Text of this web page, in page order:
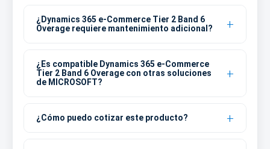
¿Dynamics 365 e-Commerce Tier 2 Band 6
Overage requiere mantenimiento adicional?
¿Es compatible Dynamics 365 e-Commerce
Tier 2 Band 6 Overage con otras soluciones
de MICROSOFT?
¿Cómo puedo cotizar este producto?